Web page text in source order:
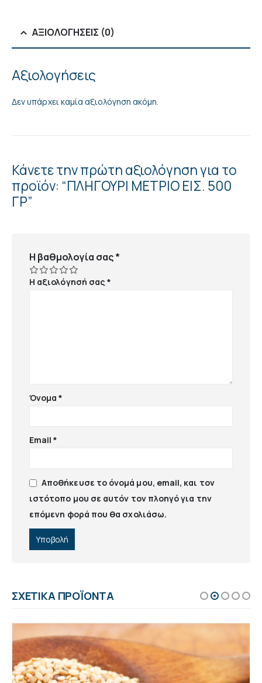
ΑΞΙΟΛΟΓΉΣΕΙΣ (0)
Αξιολογήσεις
Δεν υπάρχει καμία αξιολόγηση ακόμη.
Κάνετε την πρώτη αξιολόγηση για το
προϊόν: “ΠΛΗΓΟΥΡΙ ΜΕΤΡΙΟ ΕΙΣ. 500
ΓΡ”
Η βαθμολογία σας*
Η αξιολόγησή σας*
Όνομα*
Email*
Αποθήκευσε το όνομά μου, email, και τον
ιστότοπο μου σε αυτόν τον πλοηγό για την
επόμενη φορά που θα σχολιάσω.
ΣΧΕΤΙΚΆ ΠΡΟΪΌΝΤΑ